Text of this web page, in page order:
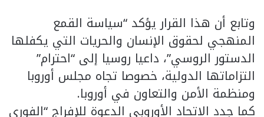
وتابع أن هذا القرار يؤكد “سياسة القمع
المنهجي لحقوق الإنسان والحريات التي يكفلها
الدستور الروسي”، داعيا روسيا إلى “احترام”
التزاماتها الدولية، خصوصا تجاه مجلس أوروبا
ومنظمة الأمن والتعاون في أوروبا.
كما جدد الاتحاد الأوروبي الدعوة للإفراج “الفوري